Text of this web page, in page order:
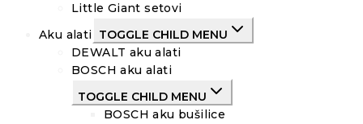
Little Giant setovi
Aku alati TOGGLE CHILD MENU
DEWALT aku alati
BOSCH aku alati
TOGGLE CHILD MENU
BOSCH aku bušilice